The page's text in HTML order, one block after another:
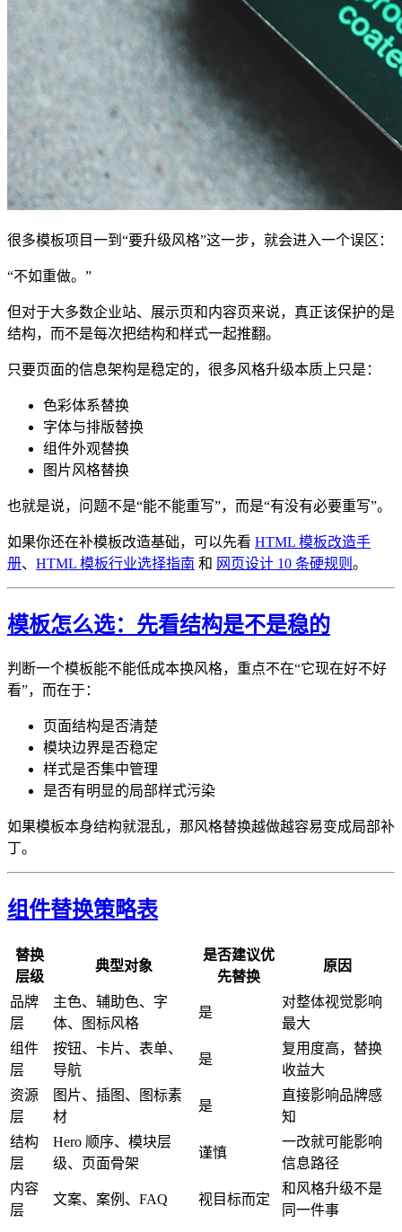
很多模板项目一到“要升级风格”这一步，就会进入一个误区：
“不如重做。”
但对于大多数企业站、展示页和内容页来说，真正该保护的是
结构，而不是每次把结构和样式一起推翻。
只要页面的信息架构是稳定的，很多风格升级本质上只是：
色彩体系替换
字体与排版替换
组件外观替换
图片风格替换
也就是说，问题不是“能不能重写”，而是“有没有必要重写”。
如果你还在补模板改造基础，可以先看 HTML 模板改造手
册、 HTML 模板行业选择指南 和 网页设计 10 条硬规则 。
模板怎么选：先看结构是不是稳的
判断一个模板能不能低成本换风格，重点不在“它现在好不好
看”，而在于：
页面结构是否清楚
模块边界是否稳定
样式是否集中管理
是否有明显的局部样式污染
如果模板本身结构就混乱，那风格替换越做越容易变成局部补
丁。
组件替换策略表
替换
层级
典型对象
是否建议优
先替换
原因
品牌
层
主色、辅助色、字
体、图标风格
是
对整体视觉影响
最大
组件
层
按钮、卡片、表单、
导航
是
复用度高，替换
收益大
资源
层
图片、插图、图标素
材
是
直接影响品牌感
知
结构
层
Hero 顺序、模块层
级、页面骨架
谨慎
一改就可能影响
信息路径
内容
层
文案、案例、FAQ 视目标而定
和风格升级不是
同一件事